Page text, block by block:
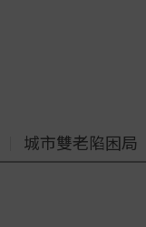
城市雙老陷困局